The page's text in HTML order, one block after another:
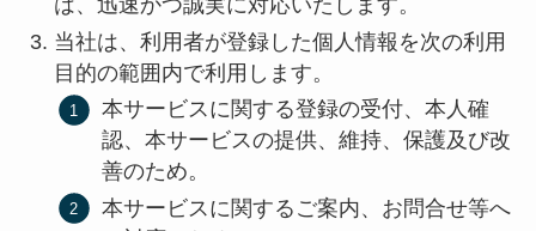
は、迅速かつ誠実に対応いたします。
当社は、利用者が登録した個人情報を次の利用
目的の範囲内で利用します。
本サービスに関する登録の受付、本人確
認、本サービスの提供、維持、保護及び改
善のため。
本サービスに関するご案内、お問合せ等へ